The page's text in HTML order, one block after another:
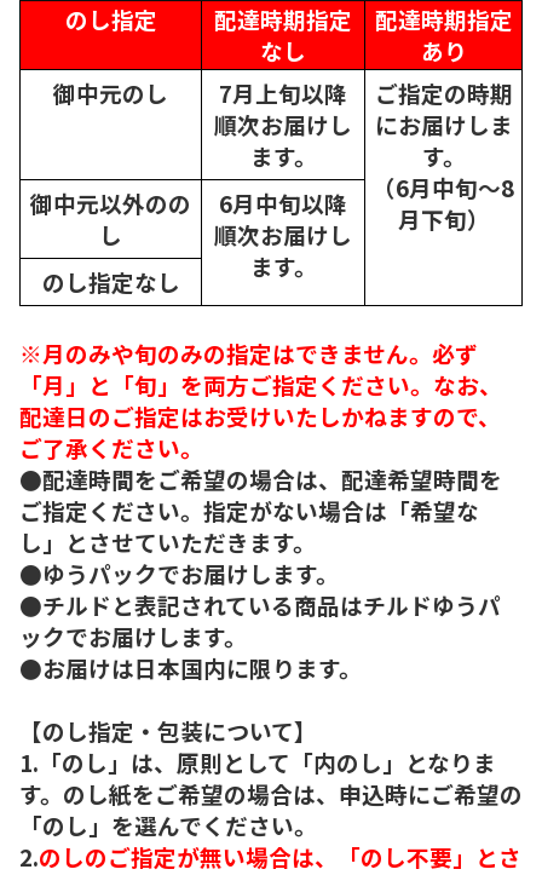
のし指定
配達時期指定
なし
配達時期指定
あり
御中元のし
7月上旬以降
順次お届けし
ます。
ご指定の時期
にお届けしま
す。
（6月中旬～8
月下旬）
御中元以外のの
し
6月中旬以降
順次お届けし
ます。
のし指定なし
※月のみや旬のみの指定はできません。必ず
「月」と「旬」を両方ご指定ください。なお、
配達日のご指定はお受けいたしかねますので、
ご了承ください。
●配達時間をご希望の場合は、配達希望時間を
ご指定ください。指定がない場合は「希望な
し」とさせていただきます。
●ゆうパックでお届けします。
●チルドと表記されている商品はチルドゆうパ
ックでお届けします。
●お届けは日本国内に限ります。
【のし指定・包装について】
1.「のし」は、原則として「内のし」となりま
す。のし紙をご希望の場合は、申込時にご希望の
「のし」を選んでください。
2.のしのご指定が無い場合は、「のし不要」とさ